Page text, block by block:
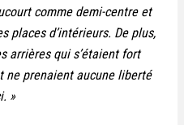
comme demi-centre et
places d’intérieurs. De plus,
arrières qui s’étaient fort
ne prenaient aucune liberté
»